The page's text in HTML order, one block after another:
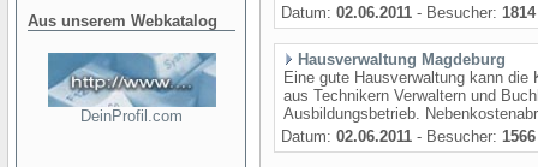
Aus unserem Webkatalog
DeinProfil.com
Datum: 02.06.2011 - Besucher: 1814
Hausverwaltung Magdeburg
Eine gute Hausverwaltung kann
aus Technikern Verwaltern und
Ausbildungsbetrieb.
Datum: 02.06.2011 - Besucher: 1566